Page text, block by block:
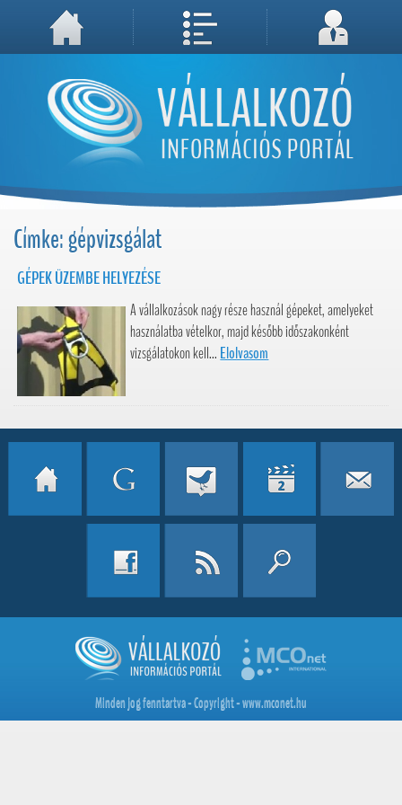
A weboldal használatával Ön elfogadja, hogy Cookie-kat (sütiket) tároljunk számítógépén. A sütik a weboldal megfelelő működéséhez
Megértettem, folytatás...
Címke: gépvizsgálat
GÉPEK ÜZEMBE HELYEZÉSE
A vállalkozások nagy része használ gépeket, amelyeket
használatba vételkor, majd később időszakonként
vizsgálatokon kell... Elolvasom
Minden jog fenntartva - Copyright - www.mconet.hu